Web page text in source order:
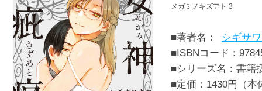
メガミノキズアト 3
■著者名：
シギサ
■ISBNコード：
■シリーズ名：書籍
■定価：1430円（本